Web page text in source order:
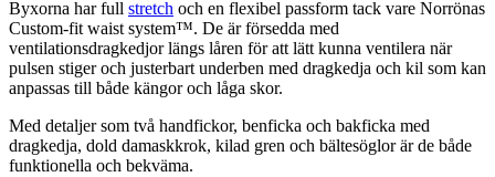
Byxorna har full stretch och en flexibel passform tack vare Norrönas
Custom-fit waist system™. De är försedda med
ventilationsdragkedjor längs låren för att lätt kunna ventilera när
pulsen stiger och justerbart underben med dragkedja och kil som kan
anpassas till både kängor och låga skor.
Med detaljer som två handfickor, benficka och bakficka med
dragkedja, dold damaskkrok, kilad gren och bältesöglor är de både
funktionella och bekväma.